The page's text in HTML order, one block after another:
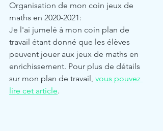
Organisation de mon coin jeux de
maths en 2020-2021:
Je l'ai jumelé à mon coin plan de
travail étant donné que les élèves
peuvent jouer aux jeux de maths en
enrichissement. Pour plus de détails
sur mon plan de travail, vous pouvez
lire cet article.